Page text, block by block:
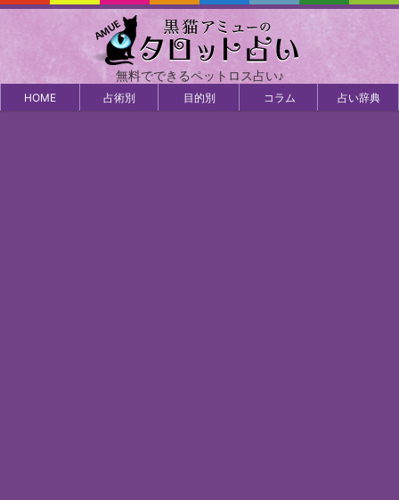
無料でできるペットロス占い♪
HOME 占術別 目的別 コラム 占い辞典